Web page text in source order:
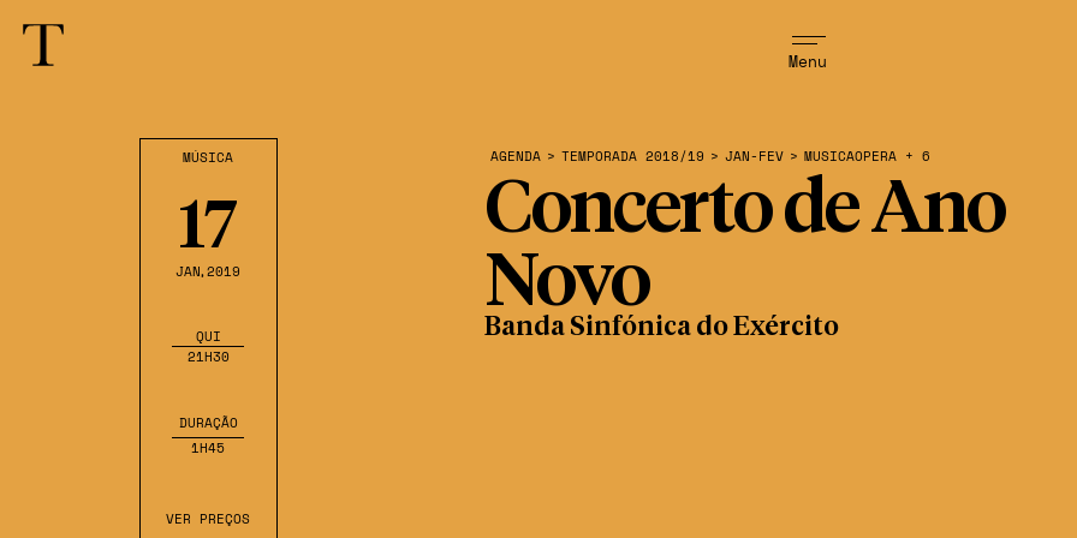
Menu
Concerto de Ano
Novo
MÚSICA
17
JAN,2019
QUI
21H30
DURAÇÃO
1H45
VER PREÇOS
AGENDA > TEMPORADA 2018/19 > JAN-FEV > MUSICAOPERA + 6
Banda Sinfónica do Exército